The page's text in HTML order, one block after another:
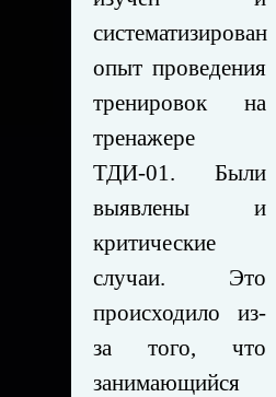
систематизирован
опыт проведения
тренировок на
тренажере
ТДИ-01. Были
выявлены и
критические
случаи. Это
происходило из-
за того, что
занимающийся